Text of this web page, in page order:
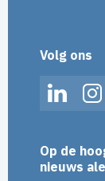
Volg ons
LinkedIn
Op de
nieuws